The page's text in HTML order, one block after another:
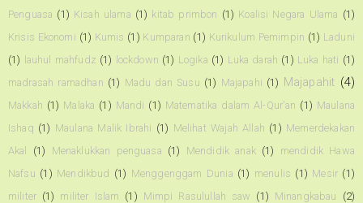
Penguasa (1) Kisah ulama (1) kitab primbon (1) Koalisi Negara Ulama (1)
Krisis Ekonomi (1) Kumis (1) Kumparan (1) Kurikulum Pemimpin (1) Laduni
(1) lauhul mahfudz (1) lockdown (1) Logika (1) Luka darah (1) Luka hati (1)
madrasah ramadhan (1) Madu dan Susu (1) Majapahi (1) Majapahit (4)
Makkah (1) Malaka (1) Mandi (1) Matematika dalam Al-Qur'an (1) Maulana
Ishaq (1) Maulana Malik Ibrahi (1) Melihat Wajah Allah (1) Memerdekakan
Akal
(1) Menaklukkan penguasa (1) Mendidik anak (1)
mendidik Hawa
Nafsu (1) Mendikbud (1) Menggenggam Dunia (1) menulis (1) Mesir (1)
militer (1) militer Islam (1) Mimpi Rasulullah saw (1) Minangkabau
(2)